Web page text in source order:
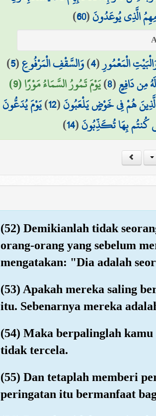
الَّذِي يُوعَدُونَ(
60
)
الْمَعْمُورِ(
4
)وَالسَّقْفِ الْمَرْفُوعِ(
5
)
مِن دَافِعٍ(
8
)يَوْمَ تَمُورُ السَّمَاءُ مَوْرًا (9)
هُمْ فِي خَوْضٍ يَلْعَبُونَ(
12
)يَوْمَ يُدَعُّونَ
كُنتُم بِهَا تُكَذِّبُونَ(
14
)
(52) Demikianlah tidak
orang-orang yang sebelum
mengatakan: "Dia adalah
(53) Apakah mereka saling
itu. Sebenarnya mereka
(54) Maka berpalinglah
tidak tercela.
(55) Dan tetaplah memberi
peringatan itu bermanfaat